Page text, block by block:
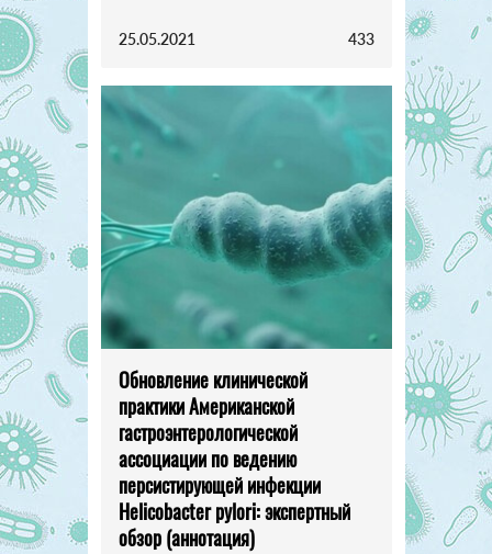
25.05.2021 433
Обновление клинической
практики Американской
гастроэнтерологической
ассоциации по ведению
персистирующей инфекции
Helicobacter pylori: экспертный
обзор (аннотация)